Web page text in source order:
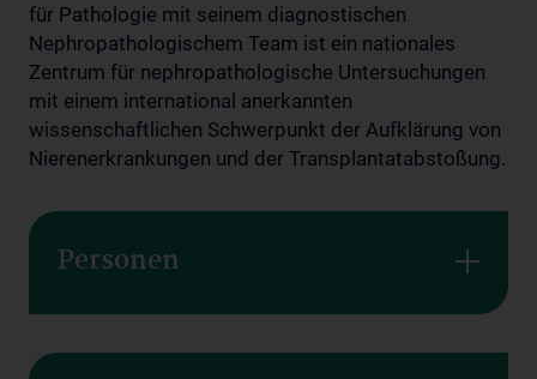
für Pathologie mit seinem diagnostischen
Nephropathologischem Team ist ein nationales
Zentrum für nephropathologische Untersuchungen
mit einem international anerkannten
wissenschaftlichen Schwerpunkt der Aufklärung von
Nierenerkrankungen und der Transplantatabstoßung.
Personen